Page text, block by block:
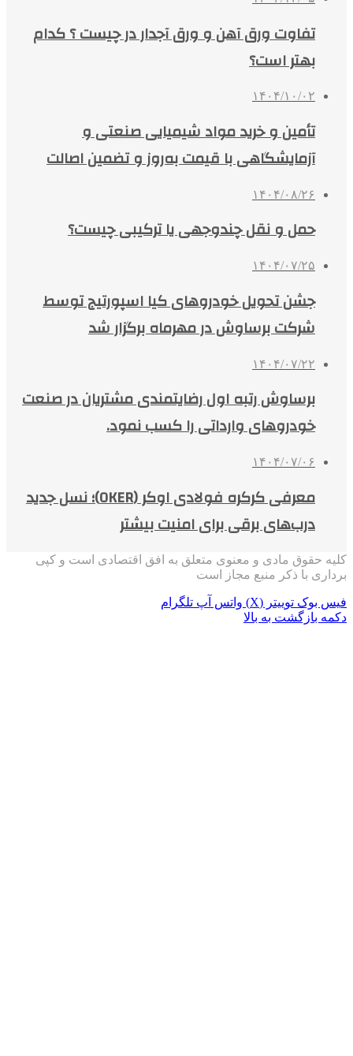
تفاوت ورق آهن و ورق آجدار در چیست ؟ کدام
بهتر است؟
۱۴۰۴/۱۰/۰۲
تأمین و خرید مواد شیمیایی صنعتی و
آزمایشگاهی با قیمت به‌روز و تضمین اصالت
۱۴۰۴/۰۸/۲۶
حمل و نقل چندوجهی یا ترکیبی چیست؟
۱۴۰۴/۰۷/۲۵
جشن تحویل خودروهای کیا اسپورتیج توسط
شرکت برساوش در مهرماه برگزار شد
۱۴۰۴/۰۷/۲۲
برساوش رتبه اول رضایتمندی مشتریان در صنعت
خودروهای وارداتی را کسب نمود.
۱۴۰۴/۰۷/۰۶
معرفی کرکره فولادی اوکر (OKER)؛ نسل جدید
درب‌های برقی برای امنیت بیشتر
کلیه حقوق مادی و معنوی متعلق به افق اقتصادی است و کپی
برداری با ذکر منبع مجاز است
فیس بوک توییتر (X) واتس آپ تلگرام
دکمه بازگشت به بالا